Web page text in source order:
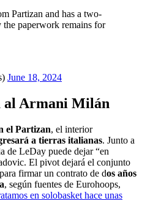
Partizan and has a two-
paperwork remains for
June 18, 2024
al Armani Milán
el Partizan, el interior
a tierras italianas. Junto a
de LeDay puede dejar “en
El pivot dejará el conjunto
firmar un contrato de dos años
, según fuentes de Eurohoops,
en solobasket hace unas